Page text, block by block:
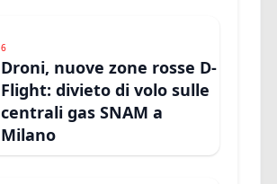
6
Droni, nuove zone rosse D-
Flight: divieto di volo sulle
centrali gas SNAM a
Milano